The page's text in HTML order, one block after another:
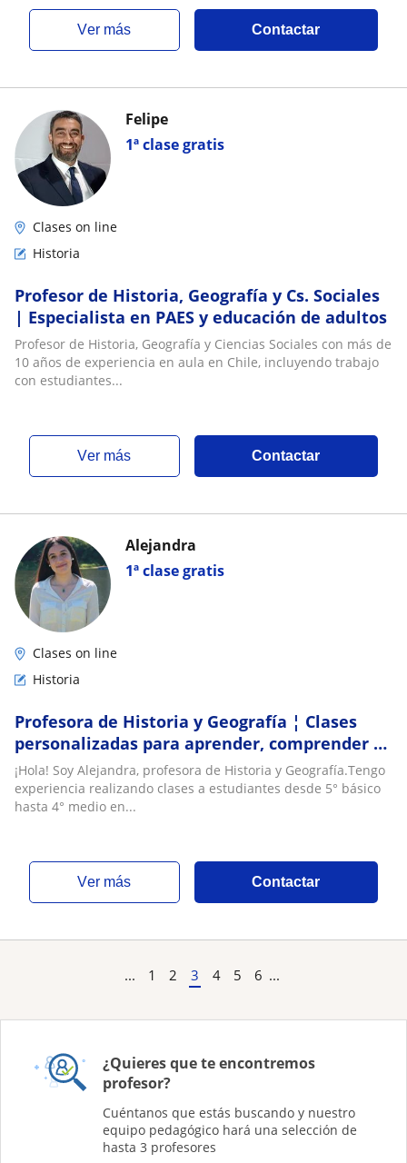
ver más Contactar
1ª clase gratis
Felipe
Clases on line
Historia
Profesor de Historia, Geografía y Cs. Sociales
| Especialista en PAES y educación de adultos
Profesor de Historia, Geografía y Ciencias Sociales con más de
10 años de experiencia en aula en Chile, incluyendo trabajo
con estudiantes...
ver más Contactar
1ª clase gratis
Alejandra
Clases on line
Historia
Profesora de Historia y Geografía ¦ Clases
personalizadas para aprender, comprender y
disfrutar la Historia
¡Hola! Soy Alejandra, profesora de Historia y Geografía.Tengo
experiencia realizando clases a estudiantes desde 5° básico
hasta 4° medio en...
ver más Contactar
... 1 2 3 4 5 6 ...
¿Quieres que te encontremos
profesor?
Cuéntanos que estás buscando y nuestro
equipo pedagógico hará una selección de
hasta 3 profesores